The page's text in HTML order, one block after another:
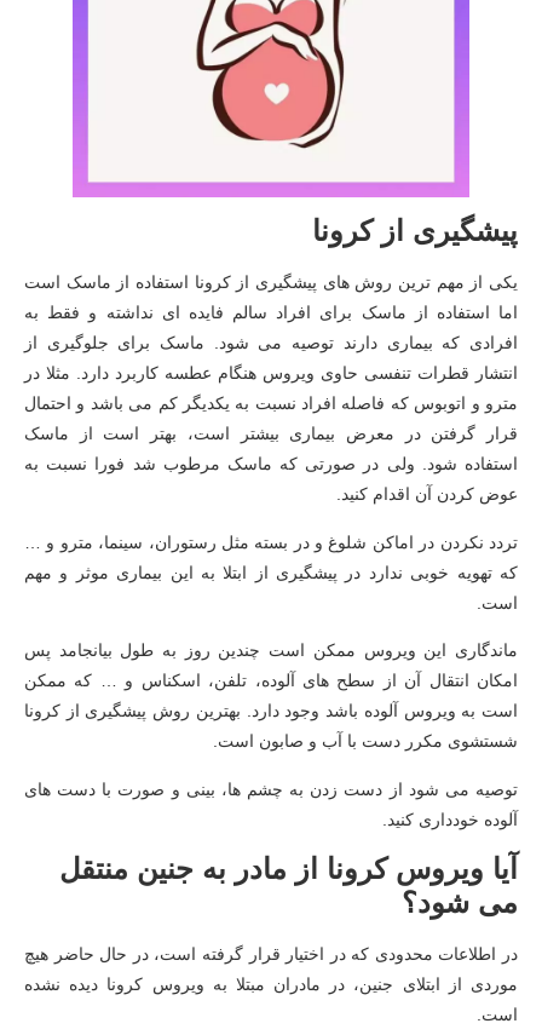
پیشگیری از کرونا
یکی از مهم ترین روش های پیشگیری از کرونا استفاده از ماسک است
اما استفاده از ماسک برای افراد سالم فایده ای نداشته و فقط به
افرادی که بیماری دارند توصیه می شود. ماسک برای جلوگیری از
انتشار قطرات تنفسی حاوی ویروس هنگام عطسه کاربرد دارد. مثلا در
مترو و اتوبوس که فاصله افراد نسبت به یکدیگر کم می باشد و احتمال
قرار گرفتن در معرض بیماری بیشتر است، بهتر است از ماسک
استفاده شود. ولی در صورتی که ماسک مرطوب شد فورا نسبت به
عوض کردن آن اقدام کنید.
تردد نکردن در اماکن شلوغ و در بسته مثل رستوران، سینما، مترو و …
که تهویه خوبی ندارد در پیشگیری از ابتلا به این بیماری موثر و مهم
است.
ماندگاری این ویروس ممکن است چندین روز به طول بیانجامد پس
امکان انتقال آن از سطح های آلوده، تلفن، اسکناس و … که ممکن
است به ویروس آلوده باشد وجود دارد. بهترین روش پیشگیری از کرونا
شستشوی مکرر دست با آب و صابون است.
توصیه می شود از دست زدن به چشم ها، بینی و صورت با دست های
آلوده خودداری کنید.
آیا ویروس کرونا از مادر به جنین منتقل
می شود؟
در اطلاعات محدودی که در اختیار قرار گرفته است، در حال حاضر هیچ
موردی از ابتلای جنین، در مادران مبتلا به ویروس کرونا دیده نشده
است.